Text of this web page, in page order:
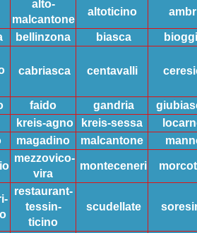
alto-
malcantone
altoticino
bellinzona biasca
cabriasca centavalli
faido gandria
kreis-agno kreis-sessa
magadino malcantone
mezzovico-
vira
monteceneri
restaurant-
tessin-
ticino
scudellate